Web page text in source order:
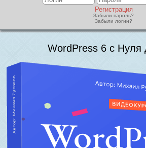
Регистрация
Забыли пароль?
Забыли логин?
WordPress 6 с Нуля